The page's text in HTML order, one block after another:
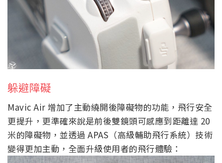
躲避障礙
Mavic Air 增加了主動繞開後障礙物的功能，飛行安全
更提升，更準確來說是前後雙鏡頭可感應到距離達 20
米的障礙物，並透過 APAS（高級輔助飛行系統）技術
變得更加主動，全面升級使用者的飛行體驗：